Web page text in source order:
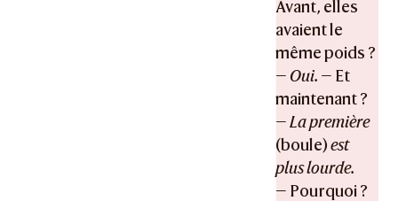
Avant, elles
avaient le
même poids ?
— Oui. — Et
maintenant ?
—La première
(boule)est
plus lourde.
— Pourquoi ?